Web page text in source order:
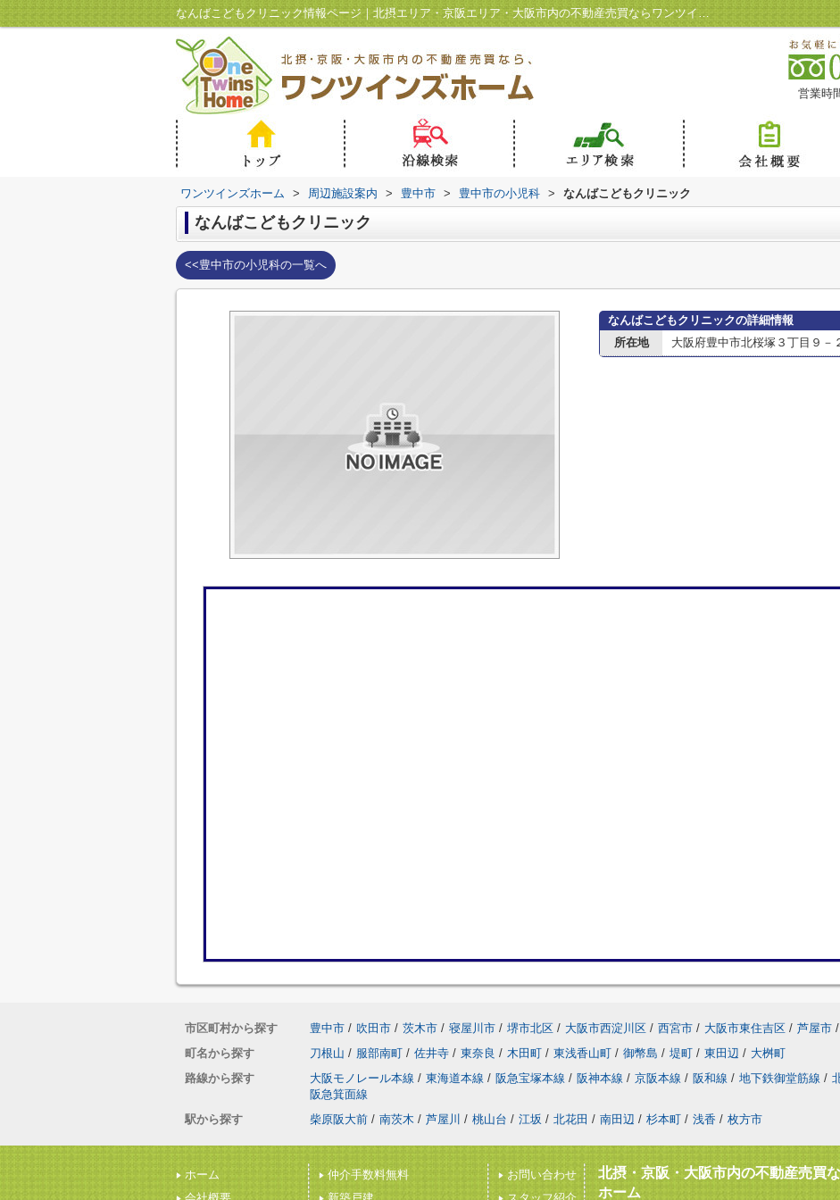
なんばこどもクリニック情報ページ｜北摂エリア・京阪エリア・大阪市内の不動産売買ならワンツインズホーム
営業時
ワンツインズホーム > 周辺施設案内 > 豊中市 > 豊中市の小児科 > なんばこどもクリニック
なんばこどもクリニック
<<豊中市の小児科の一覧へ
なんばこどもクリニックの詳細情報
所在地
大阪府豊中市北桜塚３丁目９－
市区町村から探す 豊中市 / 吹田市 / 茨木市 / 寝屋川市 / 堺市北区 / 大阪市西淀川区 / 西宮市 / 大阪市東住吉区 / 芦屋市 /
町名から探す
刀根山 / 服部南町 / 佐井寺 / 東奈良 / 木田町 / 東浅香山町 / 御幣島 / 堤町 / 東田辺 / 大桝町
路線から探す
大阪モノレール本線 / 東海道本線 / 阪急宝塚本線 / 阪神本線 / 京阪本線 / 阪和線 / 地下鉄御堂筋線 /
阪急箕面線
駅から探す
柴原阪大前 / 南茨木 / 芦屋川 / 桃山台 / 江坂 / 北花田 / 南田辺 / 杉本町 / 浅香 / 枚方市
ホーム
仲介手数料無料
お問い合わせ
北摂・京阪・大阪市内の不動産売買
ホーム